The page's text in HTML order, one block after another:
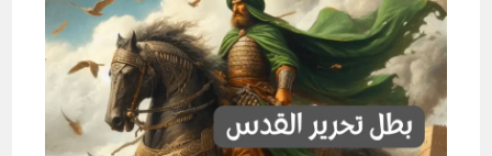
الذي
حرر
القدس
من
الصليبيين
مغلقة